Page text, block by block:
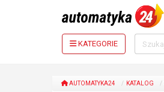
KATEGORIE
AUTOMATYKA24 KATALOG